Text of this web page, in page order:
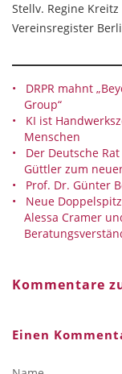
Stellv. Regine Kreitz
Vereinsregister
DRPR mahnt
Group“
KI ist
Menschen
Der Deutsche
Güttler zum
Prof. Dr. Günter
Neue
Alessa Cramer
Kommentare
Einen